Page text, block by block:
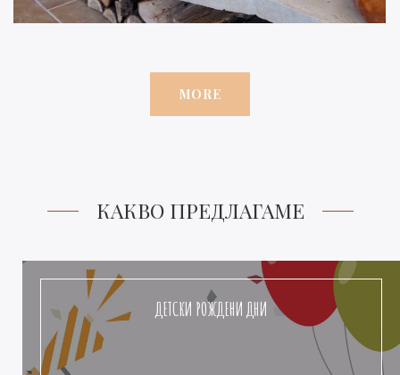
MORE
КАКВО ПРЕДЛАГАМЕ
ДЕТСКИ РОЖДЕНИ ДНИ